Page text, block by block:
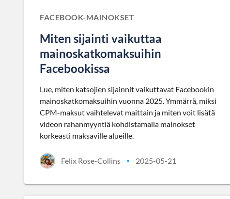
FACEBOOK-MAINOKSET
Miten sijainti vaikuttaa
mainoskatkomaksuihin
Facebookissa
Lue, miten katsojien sijainnit vaikuttavat Facebookin
mainoskatkomaksuihin vuonna 2025. Ymmärrä, miksi
CPM-maksut vaihtelevat maittain ja miten voit lisätä
videon rahanmyyntiä kohdistamalla mainokset
korkeasti maksaville alueille.
Felix Rose-Collins • 2025-05-21